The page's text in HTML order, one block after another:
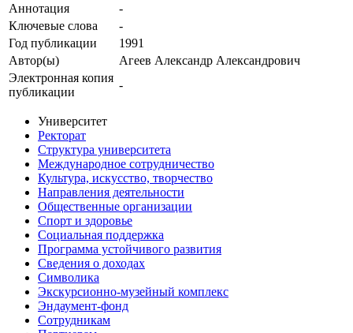
Аннотация
-
Ключевые cлова
-
Год публикации
1991
Автор(ы)
Агеев Александр Александрович
Электронная копия
публикации
-
Университет
Ректорат
Структура университета
Международное сотрудничество
Культура, искусство, творчество
Направления деятельности
Общественные организации
Спорт и здоровье
Социальная поддержка
Программа устойчивого развития
Сведения о доходах
Символика
Экскурсионно-музейный комплекс
Эндаумент-фонд
Сотрудникам